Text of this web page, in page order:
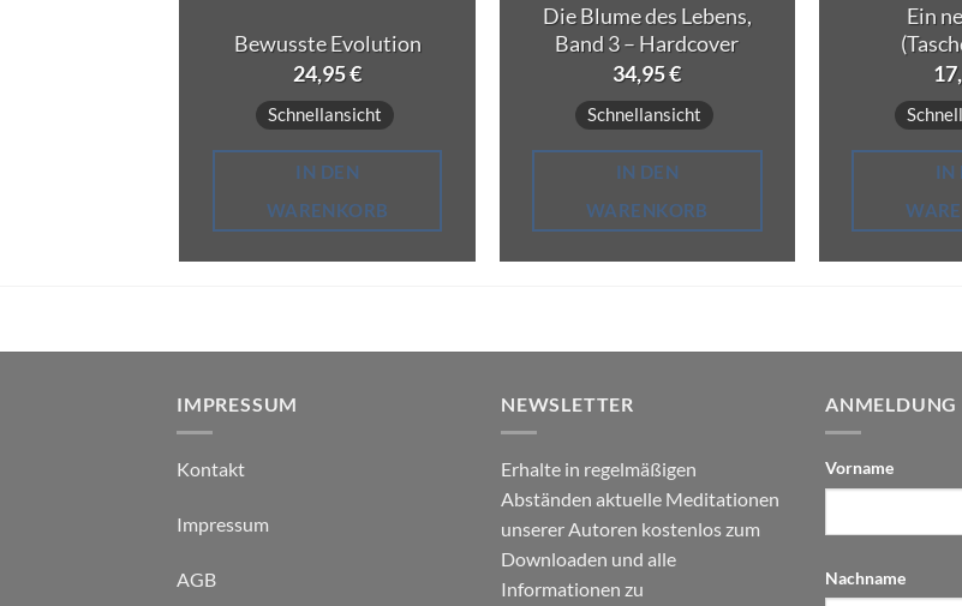
Bewusste Evolution
24,95€
Schnellansicht
IN DEN
WARENKORB
Die Blume des Lebens,
Band 3 – Hardcover
34,95€
Schnellansicht
IN DEN
WARENKORB
Ein
IN
IMPRESSUM
Kontakt
Impressum
AGB
NEWSLETTER
Erhalte in regelmäßigen
Abständen aktuelle Meditationen
unserer Autoren kostenlos zum
Downloaden und alle
Informationen zu
ANMELDUNG
Vorname
Nachname